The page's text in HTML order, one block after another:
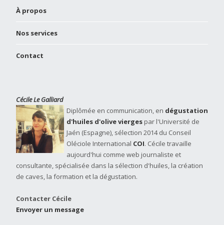
À propos
Nos services
Contact
Cécile Le Galliard
Diplômée en communication, en dégustation
d'huiles d'olive vierges par l'Université de
Jaén (Espagne), sélection 2014 du Conseil
Oléciole International COI. Cécile travaille
aujourd'hui comme web journaliste et
consultante, spécialisée dans la sélection d'huiles, la création
de caves, la formation et la dégustation.
Contacter Cécile
Envoyer un message